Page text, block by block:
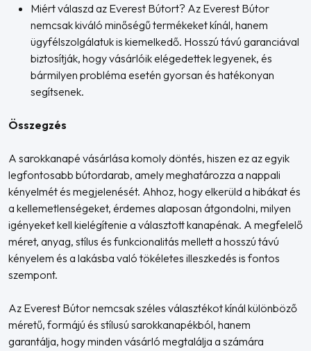
Miért válaszd az Everest Bútort? Az Everest Bútor
nemcsak kiváló minőségű termékeket kínál, hanem
ügyfélszolgálatuk is kiemelkedő. Hosszú távú garanciával
biztosítják, hogy vásárlóik elégedettek legyenek, és
bármilyen probléma esetén gyorsan és hatékonyan
segítsenek.
Összegzés
A sarokkanapé vásárlása komoly döntés, hiszen ez az egyik
legfontosabb bútordarab, amely meghatározza a nappali
kényelmét és megjelenését. Ahhoz, hogy elkerüld a hibákat és
a kellemetlenségeket, érdemes alaposan átgondolni, milyen
igényeket kell kielégítenie a választott kanapénak. A megfelelő
méret, anyag, stílus és funkcionalitás mellett a hosszú távú
kényelem és a lakásba való tökéletes illeszkedés is fontos
szempont.
Az Everest Bútor nemcsak széles választékot kínál különböző
méretű, formájú és stílusú sarokkanapékból, hanem
garantálja, hogy minden vásárló megtalálja a számára